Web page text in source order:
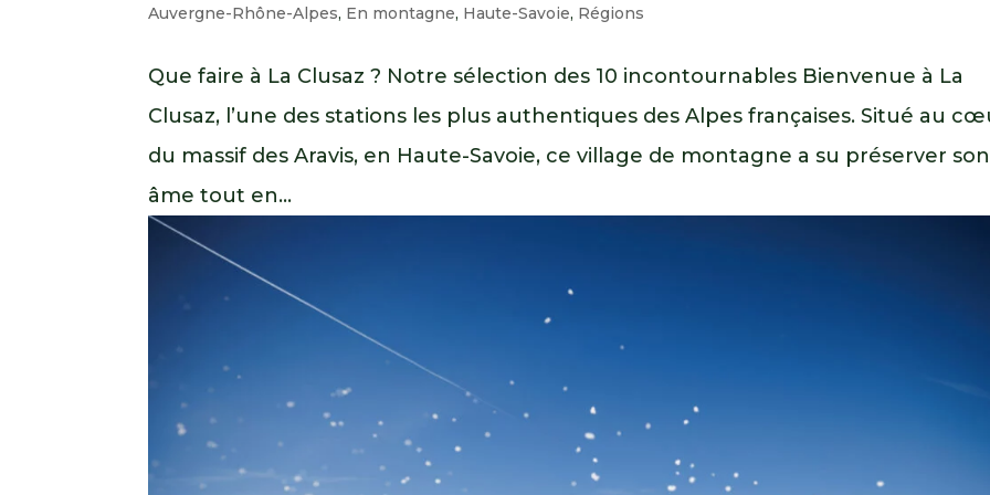
Auvergne-Rhône-Alpes, En montagne, Haute-Savoie, Régions
Que faire à La Clusaz ? Notre sélection des 10 incontournables Bienvenue à La
Clusaz, l’une des stations les plus authentiques des Alpes françaises. Situé au
du massif des Aravis, en Haute-Savoie, ce village de montagne a su préserver son
âme tout en...